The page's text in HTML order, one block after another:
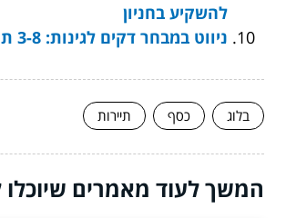
להשקיע בחניון
ניווט במבחר דקים לגינות: 3-8 תובנות מפתח
בלוג כסף תיירות
המשך לעוד מאמרים שיוכלו